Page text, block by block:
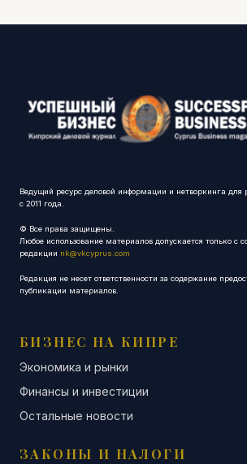
Ведущий ресурс деловой информации и нетворкинга для
с 2011 года.
© Все права защищены.
Любое использование материалов допускается только с
редакции nk@vkcyprus.com
Редакция не несет ответственности за содержание
публикации материалов.
БИЗНЕС НА КИПРЕ
Экономика и рынки
Финансы и инвестиции
Остальные новости
ЗАКОНЫ И НАЛОГИ